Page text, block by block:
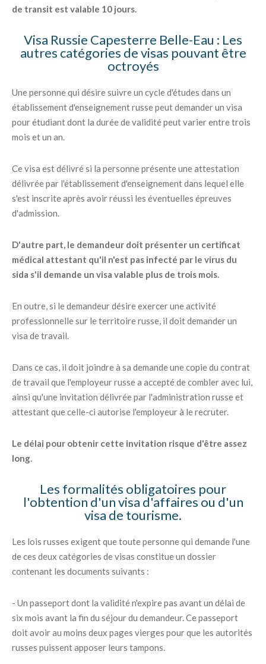
de transit est valable 10 jours.
Visa Russie Capesterre Belle-Eau : Les
autres catégories de visas pouvant être
octroyés
Une personne qui désire suivre un cycle d'études dans un
établissement d'enseignement russe peut demander un visa
pour étudiant dont la durée de validité peut varier entre trois
mois et un an.
Ce visa est délivré si la personne présente une attestation
délivrée par l'établissement d'enseignement dans lequel elle
s'est inscrite après avoir réussi les éventuelles épreuves
d'admission.
D'autre part, le demandeur doit présenter un certificat
médical attestant qu'il n'est pas infecté par le virus du
sida s'il demande un visa valable plus de trois mois.
En outre, si le demandeur désire exercer une activité
professionnelle sur le territoire russe, il doit demander un
visa de travail.
Dans ce cas, il doit joindre à sa demande une copie du contrat
de travail que l'employeur russe a accepté de combler avec lui,
ainsi qu'une invitation délivrée par l'administration russe et
attestant que celle-ci autorise l'employeur à le recruter.
Le délai pour obtenir cette invitation risque d'être assez
long.
Les formalités obligatoires pour
l'obtention d'un visa d'affaires ou d'un
visa de tourisme.
Les lois russes exigent que toute personne qui demande l'une
de ces deux catégories de visas constitue un dossier
contenant les documents suivants :
- Un passeport dont la validité n'expire pas avant un délai de
six mois avant la fin du séjour du demandeur. Ce passeport
doit avoir au moins deux pages vierges pour que les autorités
russes puissent apposer leurs tampons.